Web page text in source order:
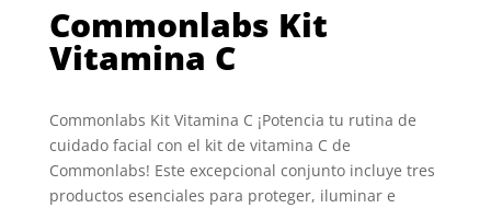
Commonlabs Kit
Vitamina C
Commonlabs Kit Vitamina C ¡Potencia tu rutina de
cuidado facial con el kit de vitamina C de
Commonlabs! Este excepcional conjunto incluye tres
productos esenciales para proteger, iluminar e